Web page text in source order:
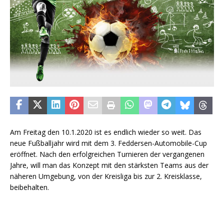
Am Freitag den 10.1.2020 ist es endlich wieder so weit. Das
neue Fußballjahr wird mit dem 3. Feddersen-Automobile-Cup
eröffnet. Nach den erfolgreichen Turnieren der vergangenen
Jahre, will man das Konzept mit den stärksten Teams aus der
näheren Umgebung, von der Kreisliga bis zur 2. Kreisklasse,
beibehalten.